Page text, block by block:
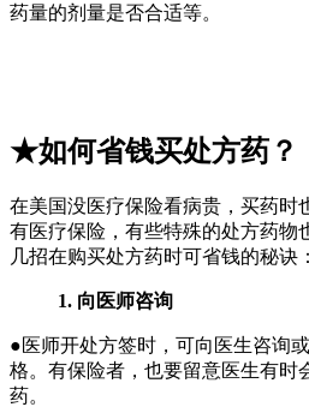
药量的剂量是否合适等。
★如何省钱买处方药？
在美国没医疗保险看病贵，买药时
有医疗保险，有些特殊的处方药物
几招在购买处方药时可省钱的秘诀：
1. 向医师咨询
●医师开处方签时，可向医生咨询
格。有保险者，也要留意医生有时
药。